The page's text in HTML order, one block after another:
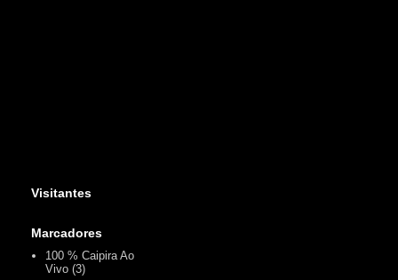
Visitantes
Marcadores
100 % Caipira Ao
Vivo (3)